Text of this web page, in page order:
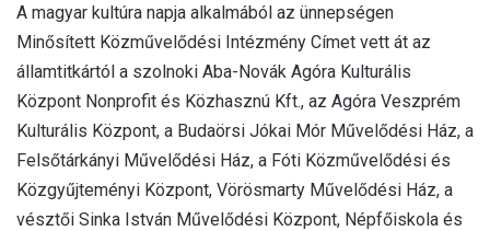
A magyar kultúra napja alkalmából az ünnepségen
Minősített Közművelődési Intézmény Címet vett át az
államtitkártól a szolnoki Aba-Novák Agóra Kulturális
Központ Nonprofit és Közhasznú Kft., az Agóra Veszprém
Kulturális Központ, a Budaörsi Jókai Mór Művelődési Ház, a
Felsőtárkányi Művelődési Ház, a Fóti Közművelődési és
Közgyűjteményi Központ, Vörösmarty Művelődési Ház, a
vésztői Sinka István Művelődési Központ, Népfőiskola és